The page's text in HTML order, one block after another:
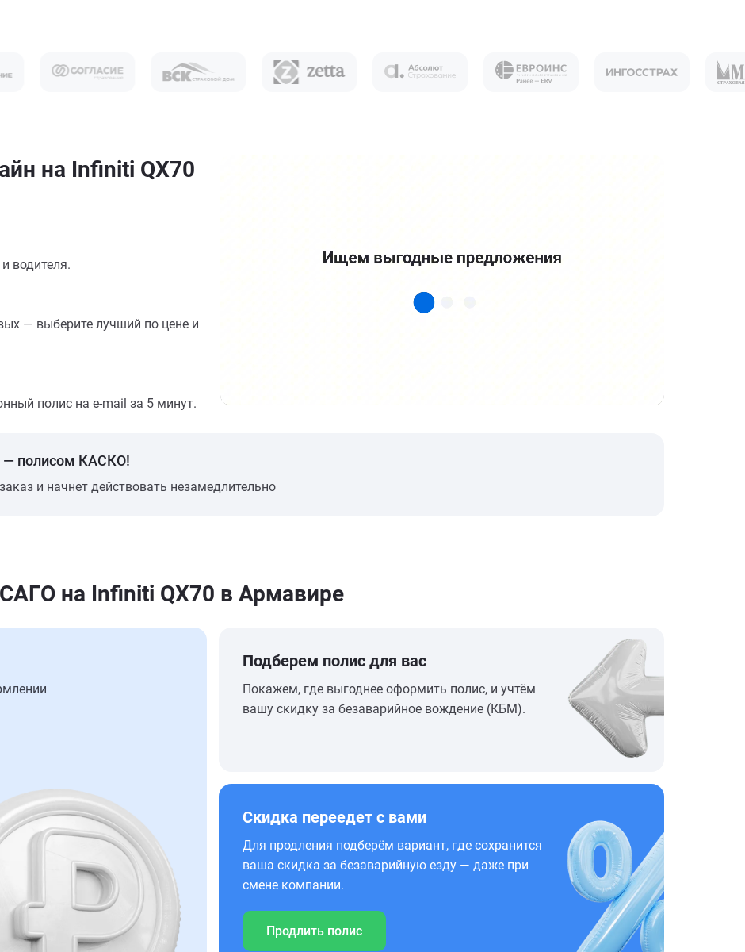
на Infiniti QX70
водителя.
— выберите лучший по цене и
полис на e-mail за 5 минут.
— полисом КАСКО!
и начнет действовать незамедлительно
на Infiniti QX70 в Армавире
Подберем полис для вас
Покажем, где выгоднее оформить полис, и учтём
вашу скидку за безаварийное вождение (КБМ).
Скидка переедет с вами
Для продления подберём вариант, где сохранится
ваша скидка за безаварийную езду — даже при
смене компании.
Продлить полис